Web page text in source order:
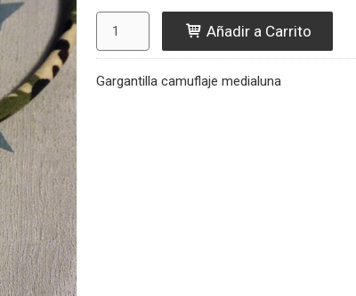
Añadir a Carrito
Gargantilla camuflaje medialuna